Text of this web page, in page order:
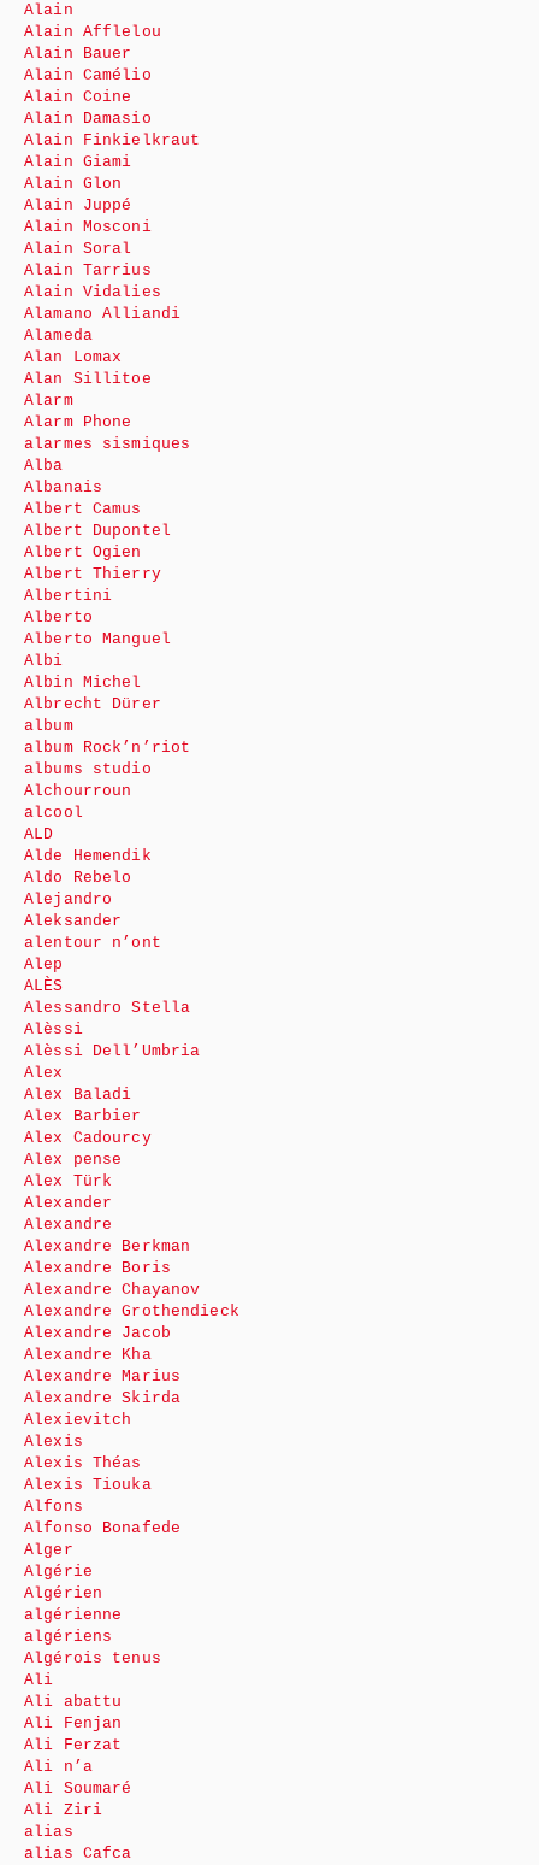
Alain
Alain Afflelou
Alain Bauer
Alain Camélio
Alain Coine
Alain Damasio
Alain Finkielkraut
Alain Giami
Alain Glon
Alain Juppé
Alain Mosconi
Alain Soral
Alain Tarrius
Alain Vidalies
Alamano Alliandi
Alameda
Alan Lomax
Alan Sillitoe
Alarm
Alarm Phone
alarmes sismiques
Alba
Albanais
Albert Camus
Albert Dupontel
Albert Ogien
Albert Thierry
Albertini
Alberto
Alberto Manguel
Albi
Albin Michel
Albrecht Dürer
album
album Rock’n’riot
albums studio
Alchourroun
alcool
ALD
Alde Hemendik
Aldo Rebelo
Alejandro
Aleksander
alentour n’ont
Alep
ALÈS
Alessandro Stella
Alèssi
Alèssi Dell’Umbria
Alex
Alex Baladi
Alex Barbier
Alex Cadourcy
Alex pense
Alex Türk
Alexander
Alexandre
Alexandre Berkman
Alexandre Boris
Alexandre Chayanov
Alexandre Grothendieck
Alexandre Jacob
Alexandre Kha
Alexandre Marius
Alexandre Skirda
Alexievitch
Alexis
Alexis Théas
Alexis Tiouka
Alfons
Alfonso Bonafede
Alger
Algérie
Algérien
algérienne
algériens
Algérois tenus
Ali
Ali abattu
Ali Fenjan
Ali Ferzat
Ali n’a
Ali Soumaré
Ali Ziri
alias
alias Cafca